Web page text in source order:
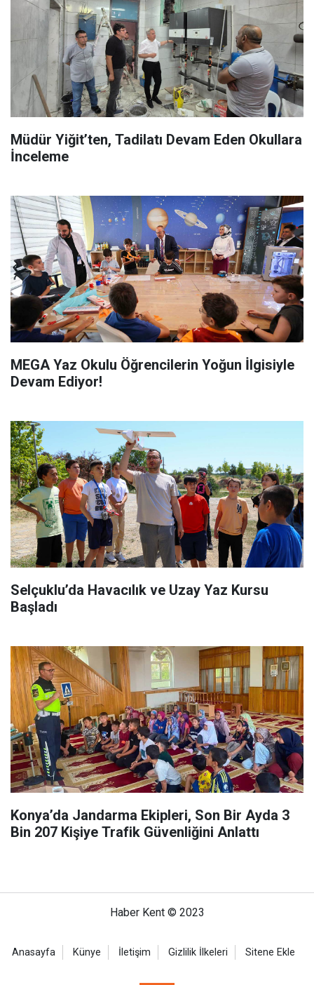
Müdür Yiğit’ten, Tadilatı Devam Eden Okullara
İnceleme
MEGA Yaz Okulu Öğrencilerin Yoğun İlgisiyle
Devam Ediyor!
Selçuklu’da Havacılık ve Uzay Yaz Kursu
Başladı
Konya’da Jandarma Ekipleri, Son Bir Ayda 3
Bin 207 Kişiye Trafik Güvenliğini Anlattı
Haber Kent © 2023
Anasayfa Künye İletişim Gizlilik İlkeleri Sitene Ekle